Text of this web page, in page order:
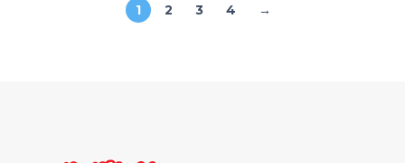
1 2 3 4 →